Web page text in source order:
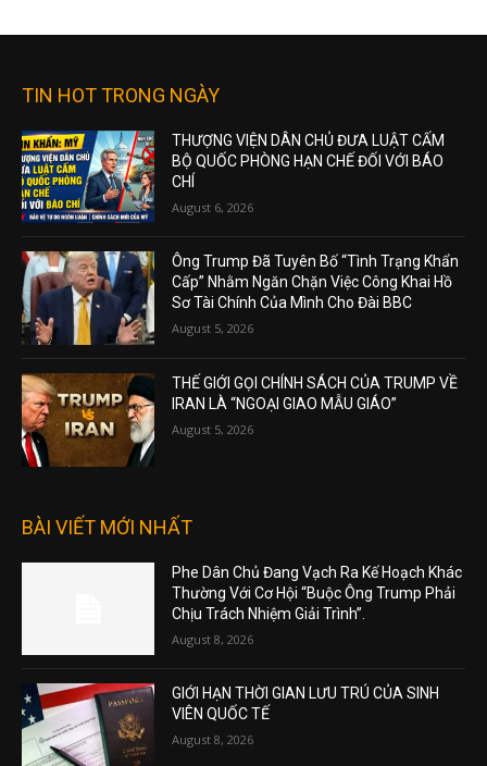
TIN HOT TRONG NGÀY
THƯỢNG VIỆN DÂN CHỦ ĐƯA LUẬT CẤM
BỘ QUỐC PHÒNG HẠN CHẾ ĐỐI VỚI BÁO
CHÍ
August 6, 2026
Ông Trump Đã Tuyên Bố “Tình Trạng Khẩn
Cấp” Nhằm Ngăn Chặn Việc Công Khai Hồ
Sơ Tài Chính Của Mình Cho Đài BBC
August 5, 2026
THẾ GIỚI GỌI CHÍNH SÁCH CỦA TRUMP VỀ
IRAN LÀ “NGOẠI GIAO MẪU GIÁO”
August 5, 2026
BÀI VIẾT MỚI NHẤT
Phe Dân Chủ Đang Vạch Ra Kế Hoạch Khác
Thường Với Cơ Hội “Buộc Ông Trump Phải
Chịu Trách Nhiệm Giải Trình”.
August 8, 2026
GIỚI HẠN THỜI GIAN LƯU TRÚ CỦA SINH
VIÊN QUỐC TẾ
August 8, 2026